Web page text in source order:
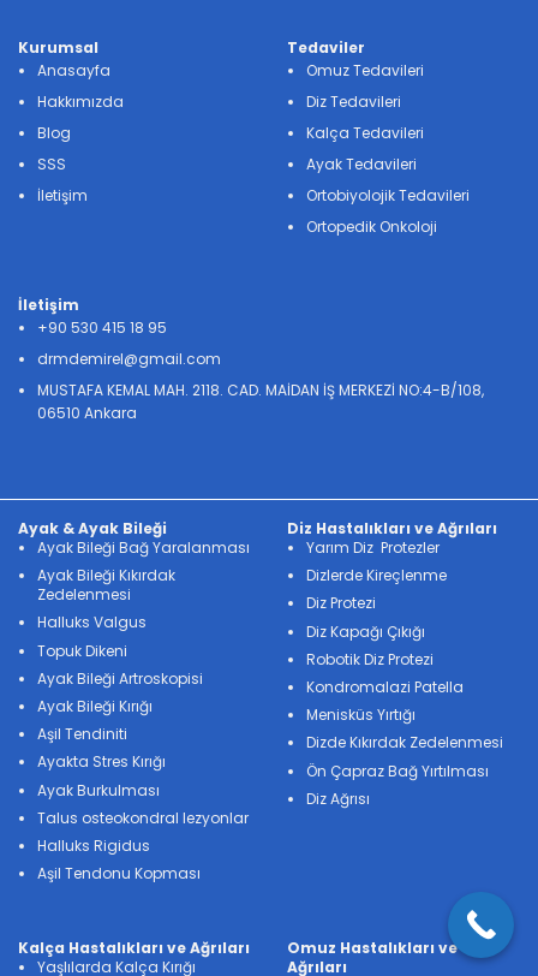
Kurumsal
Anasayfa
Hakkımızda
Blog
SSS
İletişim
Tedaviler
Omuz Tedavileri
Diz Tedavileri
Kalça Tedavileri
Ayak Tedavileri
Ortobiyolojik Tedavileri
Ortopedik Onkoloji
İletişim
+90 530 415 18 95
drmdemirel@gmail.com
MUSTAFA KEMAL MAH. 2118. CAD. MAİDAN İŞ MERKEZİ NO:4-B/108,
06510 Ankara
Ayak & Ayak Bileği
Ayak Bileği Bağ Yaralanması
Ayak Bileği Kıkırdak
Zedelenmesi
Halluks Valgus
Topuk Dikeni
Ayak Bileği Artroskopisi
Ayak Bileği Kırığı
Aşil Tendiniti
Ayakta Stres Kırığı
Ayak Burkulması
Talus osteokondral lezyonlar
Halluks Rigidus
Aşil Tendonu Kopması
Diz Hastalıkları ve Ağrıları
Yarım Diz Protezler
Dizlerde Kireçlenme
Diz Protezi
Diz Kapağı Çıkığı
Robotik Diz Protezi
Kondromalazi Patella
Menisküs Yırtığı
Dizde Kıkırdak Zedelenmesi
Ön Çapraz Bağ Yırtılması
Diz Ağrısı
Kalça Hastalıkları ve Ağrıları
Yaşlılarda Kalça Kırığı
Omuz Hastalıkları ve
Ağrıları